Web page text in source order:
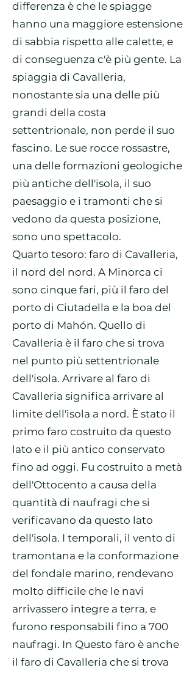
differenza è che le spiagge
hanno una maggiore estensione
di sabbia rispetto alle calette, e
di conseguenza c'è più gente. La
spiaggia di Cavalleria,
nonostante sia una delle più
grandi della costa
settentrionale, non perde il suo
fascino. Le sue rocce rossastre,
una delle formazioni geologiche
più antiche dell'isola, il suo
paesaggio e i tramonti che si
vedono da questa posizione,
sono uno spettacolo.
Quarto tesoro: faro di Cavalleria,
il nord del nord. A Minorca ci
sono cinque fari, più il faro del
porto di Ciutadella e la boa del
porto di Mahón. Quello di
Cavalleria è il faro che si trova
nel punto più settentrionale
dell'isola. Arrivare al faro di
Cavalleria significa arrivare al
limite dell'isola a nord. È stato il
primo faro costruito da questo
lato e il più antico conservato
fino ad oggi. Fu costruito a metà
dell'Ottocento a causa della
quantità di naufragi che si
verificavano da questo lato
dell'isola. I temporali, il vento di
tramontana e la conformazione
del fondale marino, rendevano
molto difficile che le navi
arrivassero integre a terra, e
furono responsabili fino a 700
naufragi. In Questo faro è anche
il faro di Cavalleria che si trova